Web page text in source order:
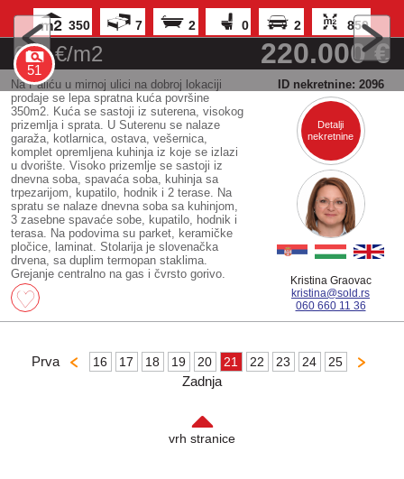
350 7 2 0 2 850
51
629 €/m2 220.000 €
Na Paliću u mirnoj ulici na dobroj lokaciji
prodaje se lepa spratna kuća površine
350m2. Kuća se sastoji iz suterena, visokog
prizemlja i sprata. U Suterenu se nalaze
garaža, kotlarnica, ostava, vešernica,
komplet opremljena kuhinja iz koje se izlazi
u dvorište. Visoko prizemlje se sastoji iz
dnevna soba, spavaća soba, kuhinja sa
trpezarijom, kupatilo, hodnik i 2 terase. Na
spratu se nalaze dnevna soba sa kuhinjom,
3 zasebne spavaće sobe, kupatilo, hodnik i
terasa. Na podovima su parket, keramičke
pločice, laminat. Stolarija je slovenačka
drvena, sa duplim termopan staklima.
Grejanje centralno na gas i čvrsto gorivo.
ID nekretnine: 2096
Detalji
nekretnine
Kristina Graovac
kristina@sold.rs
060 660 11 36
Prva 16 17 18 19 20 21 22 23 24 25
Zadnja
vrh stranice